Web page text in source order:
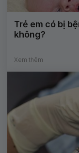
Trẻ em có bị
không?
Xem thêm